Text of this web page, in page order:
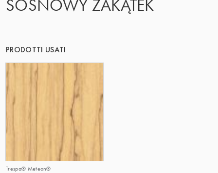
SOSNOWY ZAKĄTEK
PRODOTTI USATI
Trespa® Meteon®